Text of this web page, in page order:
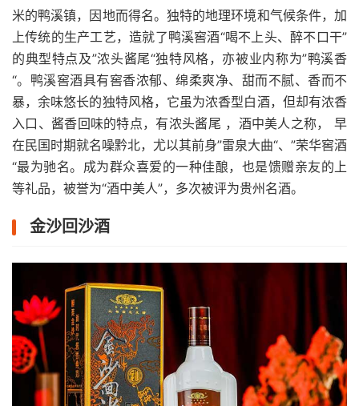
米的鸭溪镇，因地而得名。独特的地理环境和气候条件，加
上传统的生产工艺，造就了鸭溪窖酒“喝不上头、醉不口干”
的典型特点及”浓头酱尾“独特风格，亦被业内称为”鸭溪香
“。鸭溪窖酒具有窖香浓郁、绵柔爽净、甜而不腻、香而不
暴，余味悠长的独特风格，它虽为浓香型白酒，但却有浓香
入口、酱香回味的特点，有浓头酱尾 ，酒中美人之称， 早
在民国时期就名噪黔北，尤以其前身”雷泉大曲“、”荣华窖酒
“最为驰名。成为群众喜爱的一种佳酿，也是馈赠亲友的上
等礼品，被誉为“酒中美人”，多次被评为贵州名酒。
金沙回沙酒